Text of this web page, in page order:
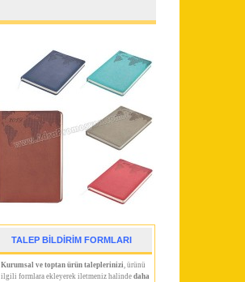
TALEP BİLDİRİM FORMLARI
Kurumsal ve toptan ürün taleplerinizi , ürünü
ilgili formlara ekleyerek iletmeniz halindedaha